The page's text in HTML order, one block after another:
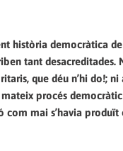
història democràtica de
tant desacreditades.
que déu n’hi do!; ni
procés
com mai s’havia produït